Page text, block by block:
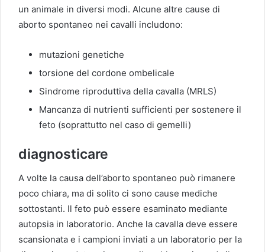
un animale in diversi modi. Alcune altre cause di
aborto spontaneo nei cavalli includono:
mutazioni genetiche
torsione del cordone ombelicale
Sindrome riproduttiva della cavalla (MRLS)
Mancanza di nutrienti sufficienti per sostenere il
feto (soprattutto nel caso di gemelli)
diagnosticare
A volte la causa dell’aborto spontaneo può rimanere
poco chiara, ma di solito ci sono cause mediche
sottostanti. Il feto può essere esaminato mediante
autopsia in laboratorio. Anche la cavalla deve essere
scansionata e i campioni inviati a un laboratorio per la